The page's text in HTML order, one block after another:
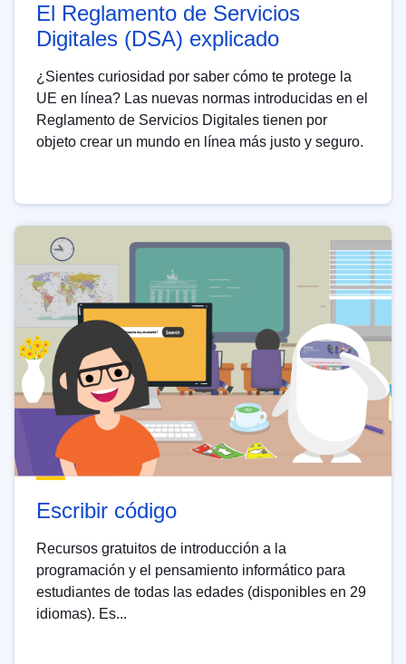
El Reglamento de Servicios
Digitales (DSA) explicado
¿Sientes curiosidad por saber cómo te protege la
UE en línea? Las nuevas normas introducidas en el
Reglamento de Servicios Digitales tienen por
objeto crear un mundo en línea más justo y seguro.
Escribir código
Recursos gratuitos de introducción a la
programación y el pensamiento informático para
estudiantes de todas las edades (disponibles en 29
idiomas). Es...